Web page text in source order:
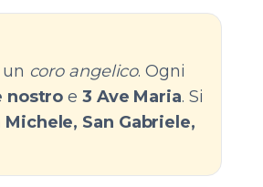
coro angelico. Ogni
nostro e 3 Ave Maria. Si
Michele, San Gabriele,